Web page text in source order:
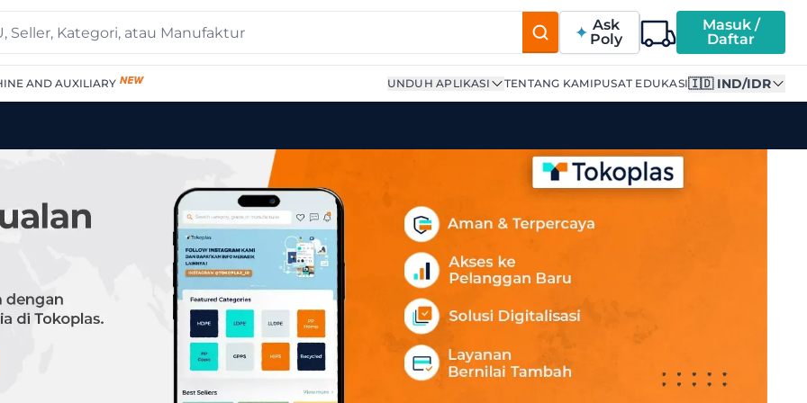
Ask
Poly
Masuk /
Daftar
AND AUXILIARY UNDUH APLIKASI TENTANG KAMIPUSAT EDUKASI🇮🇩 IND/IDR